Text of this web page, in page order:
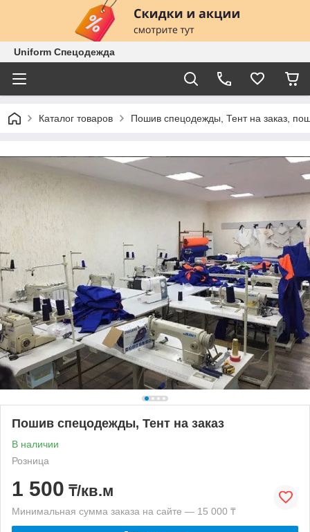
Uniform Спецодежда
Каталог товаров Пошив спецодежды, Тент на заказ,
Пошив спецодежды, Тент на заказ
В наличии
Розница
1 500 ₸/кв.м
Минимальная сумма заказа на сайте — 15 000 ₸